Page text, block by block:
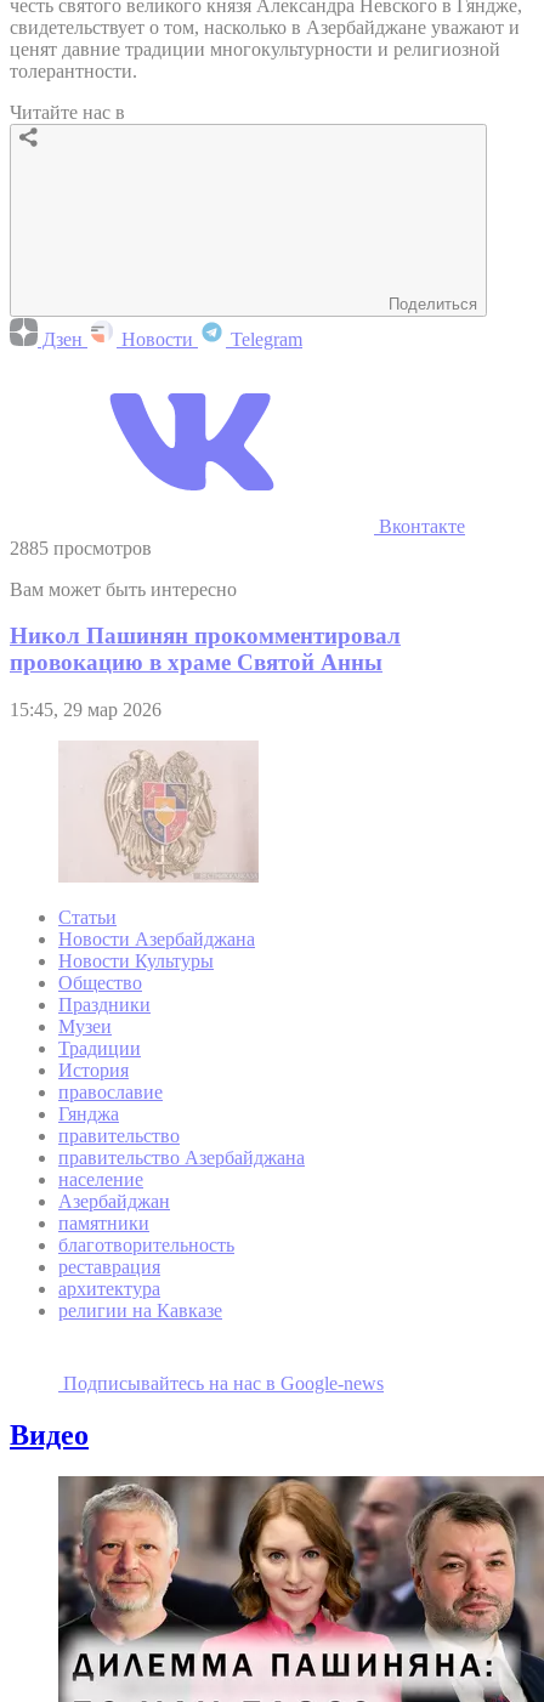
честь святого великого князя Александра Невского в Гяндже,
свидетельствует о том, насколько в Азербайджане уважают и
ценят давние традиции многокультурности и религиозной
толерантности.
Читайте нас в
Поделиться
Дзен Новости Telegram
Вконтакте
2885 просмотров
Вам может быть интересно
Никол Пашинян прокомментировал
провокацию в храме Святой Анны
15:45, 29 мар 2026
Статьи
Новости Азербайджана
Новости Культуры
Общество
Праздники
Музеи
Традиции
История
православие
Гянджа
правительство
правительство Азербайджана
население
Азербайджан
памятники
благотворительность
реставрация
архитектура
религии на Кавказе
Подписывайтесь на наc в Google-news
Видео